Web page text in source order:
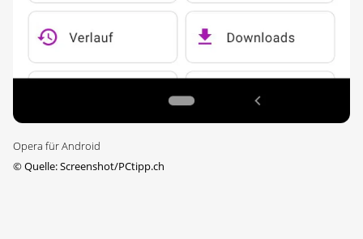
Opera für Android
©Quelle: Screenshot/PCtipp.ch